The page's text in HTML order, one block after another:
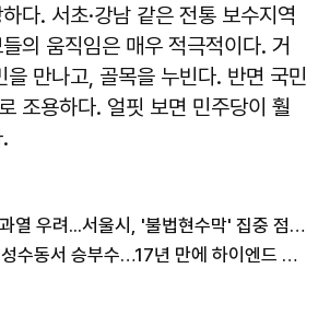
다. 서초·강남 같은 전통 보수지역
의 움직임은 매우 적극적이다. 거
을 만나고, 골목을 누빈다. 반면 국민
조용하다. 얼핏 보면 민주당이 훨
지방선거 앞두고 과열 우려...서울시, '불법현수막' 집중 점검·정비
'임대 강자' 부영, 성수동서 승부수…17년 만에 하이엔드 개발